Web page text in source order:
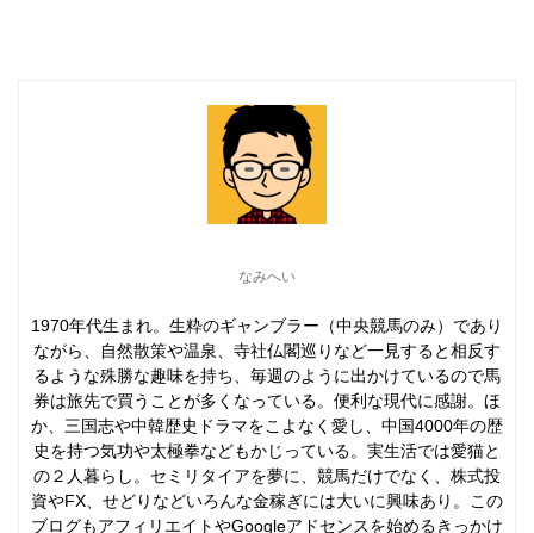
なみへい
1970年代生まれ。生粋のギャンブラー（中央競馬のみ）であり
ながら、自然散策や温泉、寺社仏閣巡りなど一見すると相反す
るような殊勝な趣味を持ち、毎週のように出かけているので馬
券は旅先で買うことが多くなっている。便利な現代に感謝。ほ
か、三国志や中韓歴史ドラマをこよなく愛し、中国4000年の歴
史を持つ気功や太極拳などもかじっている。実生活では愛猫と
の２人暮らし。セミリタイアを夢に、競馬だけでなく、株式投
資やFX、せどりなどいろんな金稼ぎには大いに興味あり。この
ブログもアフィリエイトやGoogleアドセンスを始めるきっかけ